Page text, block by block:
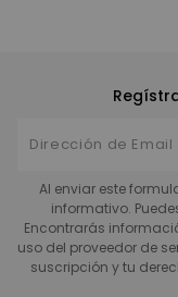
Al enviar este
informativo.
Encontrarás
uso del proveedor de
suscripción y tu